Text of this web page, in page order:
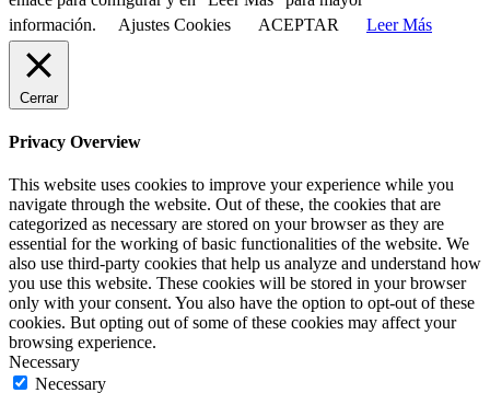
información.
Ajustes Cookies ACEPTAR Leer Más
Cerrar
Privacy Overview
This website uses cookies to improve your experience while you
navigate through the website. Out of these, the cookies that are
categorized as necessary are stored on your browser as they are
essential for the working of basic functionalities of the website. We
also use third-party cookies that help us analyze and understand how
you use this website. These cookies will be stored in your browser
only with your consent. You also have the option to opt-out of these
cookies. But opting out of some of these cookies may affect your
browsing experience.
Necessary
Necessary